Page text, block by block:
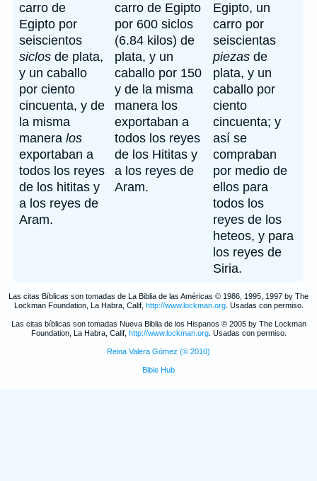
carro de
Egipto por
seiscientos
siclos de plata,
y un caballo
por ciento
cincuenta, y de
la misma
manera los
exportaban a
todos los reyes
de los hititas y
a los reyes de
Aram.
carro de Egipto
por 600 siclos
(6.84 kilos) de
plata, y un
caballo por 150
y de la misma
manera los
exportaban a
todos los reyes
de los Hititas y
a los reyes de
Aram.
Egipto, un
carro por
seiscientas
piezas de
plata, y un
caballo por
ciento
cincuenta; y
así se
compraban
por medio de
ellos para
todos los
reyes de los
heteos, y para
los reyes de
Siria.
Las citas Bíblicas son tomadas de La Biblia de las Américas © 1986, 1995, 1997 by The
Lockman Foundation, La Habra, Calif, http://www.lockman.org. Usadas con permiso.
Las citas bíblicas son tomadas Nueva Biblia de los Hispanos © 2005 by The Lockman
Foundation, La Habra, Calif, http://www.lockman.org. Usadas con permiso.
Reina Valera Gómez (© 2010)
Bible Hub